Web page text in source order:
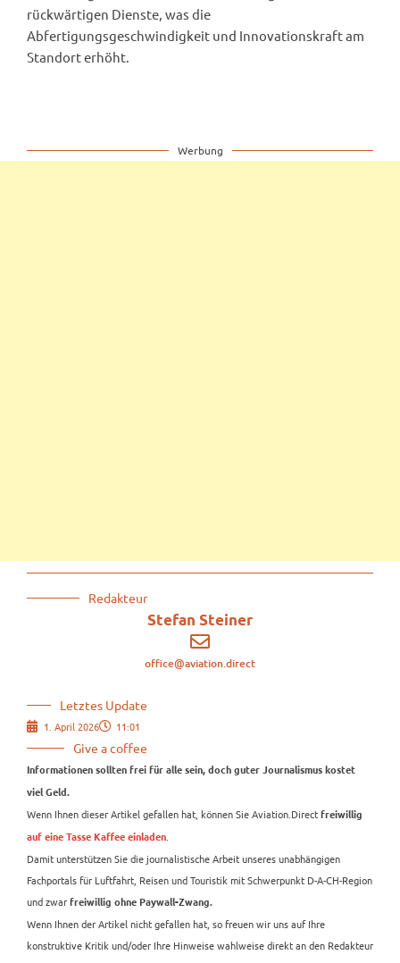
Redakteur
Stefan Steiner
office@aviation.direct
Letztes Update
1. April 2026 11:01
Give a coffee
Informationen sollten frei für alle sein, doch guter Journalismus kostet
viel Geld.
Wenn Ihnen dieser Artikel gefallen hat, können Sie Aviation.Direct freiwillig
auf eine Tasse Kaffee einladen
Damit unterstützen Sie die journalistische Arbeit unseres unabhängigen
Fachportals für Luftfahrt, Reisen und Touristik mit Schwerpunkt D-A-CH-Region
und zwar freiwillig ohne Paywall-Zwang.
Wenn Ihnen der Artikel nicht gefallen hat, so freuen wir uns auf Ihre
konstruktive Kritik und/oder Ihre Hinweise wahlweise direkt an den Redakteur
rückwärtigen Dienste, was die
Abfertigungsgeschwindigkeit und Innovationskraft am
Standort erhöht.
Werbung